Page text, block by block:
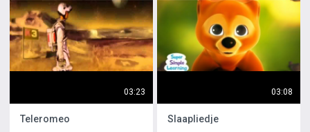
03:23
Teleromeo
03:08
Slaapliedje